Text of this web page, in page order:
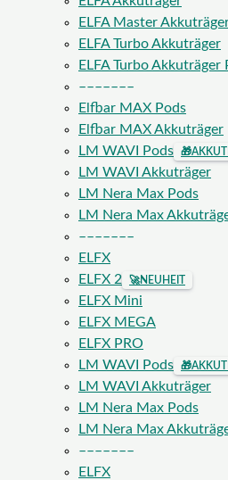
ELFA Master
ELFA Turbo Akkuträger
ELFA Turbo Akkuträger
–––––––
Elfbar MAX Pods
Elfbar MAX Akkuträger
LM WAVI Pods
🎁
LM WAVI Akkuträger
LM Nera Max Pods
LM Nera Max
–––––––
ELFX
ELFX 2
🚀NEUHEIT
ELFX Mini
ELFX MEGA
ELFX PRO
LM WAVI Pods
🎁
LM WAVI Akkuträger
LM Nera Max Pods
LM Nera Max
–––––––
ELFX